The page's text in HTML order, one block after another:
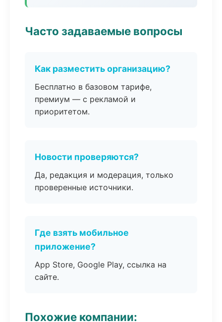
Часто задаваемые вопросы
Как разместить организацию?
Бесплатно в базовом тарифе,
премиум — с рекламой и
приоритетом.
Новости проверяются?
Да, редакция и модерация, только
проверенные источники.
Где взять мобильное
приложение?
App Store, Google Play, ссылка на
сайте.
Похожие компании: